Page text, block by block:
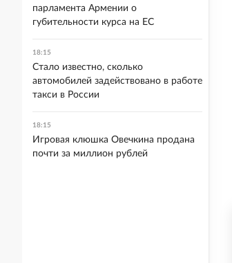
парламента Армении о
губительности курса на ЕС
18:15
Стало известно, сколько
автомобилей задействовано в работе
такси в России
18:15
Игровая клюшка Овечкина продана
почти за миллион рублей